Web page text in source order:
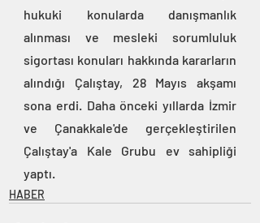
hukuki konularda danışmanlık
alınması ve mesleki sorumluluk
sigortası konuları hakkında kararların
alındığı Çalıştay, 28 Mayıs akşamı
sona erdi. Daha önceki yıllarda İzmir
ve Çanakkale'de gerçekleştirilen
Çalıştay'a Kale Grubu ev sahipliği
yaptı.
HABER